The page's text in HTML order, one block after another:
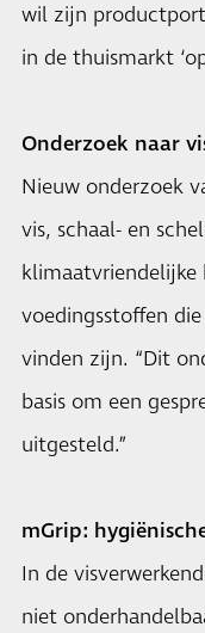
wil zijn
in de thuismarkt
Onderzoek naar
Nieuw onderzoek
vis, schaal- en
klimaatvriendelijke
voedingsstoffen
vinden zijn. “Dit
basis om een
uitgesteld.”
mGrip:
In de
niet